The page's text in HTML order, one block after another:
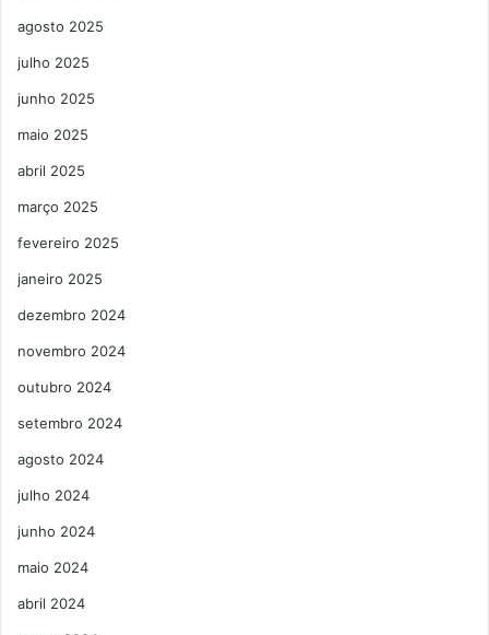
agosto 2025
julho 2025
junho 2025
maio 2025
abril 2025
março 2025
fevereiro 2025
janeiro 2025
dezembro 2024
novembro 2024
outubro 2024
setembro 2024
agosto 2024
julho 2024
junho 2024
maio 2024
abril 2024